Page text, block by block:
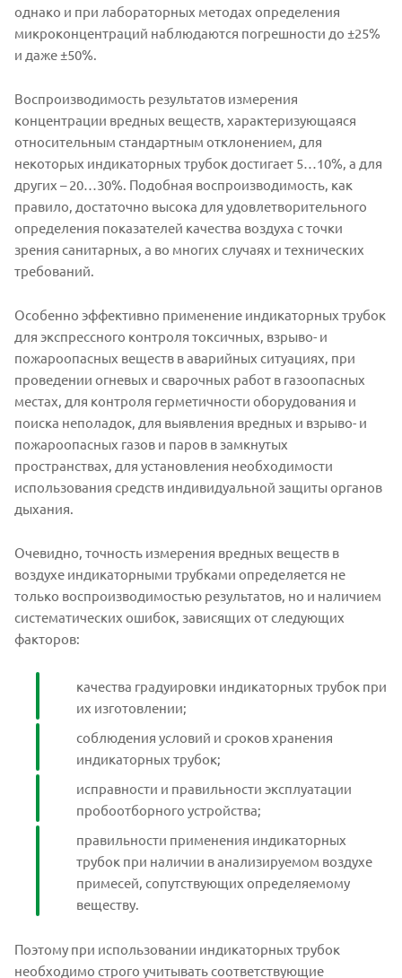
однако и при лабораторных методах определения
микроконцентраций наблюдаются погрешности до ±25%
и даже ±50%.
Воспроизводимость результатов измерения
концентрации вредных веществ, характеризующаяся
относительным стандартным отклонением, для
некоторых индикаторных трубок достигает 5…10%, а для
других – 20…30%. Подобная воспроизводимость, как
правило, достаточно высока для удовлетворительного
определения показателей качества воздуха с точки
зрения санитарных, а во многих случаях и технических
требований.
Особенно эффективно применение индикаторных трубок
для экспрессного контроля токсичных, взрыво- и
пожароопасных веществ в аварийных ситуациях, при
проведении огневых и сварочных работ в газоопасных
местах, для контроля герметичности оборудования и
поиска неполадок, для выявления вредных и взрыво- и
пожароопасных газов и паров в замкнутых
пространствах, для установления необходимости
использования средств индивидуальной защиты органов
дыхания.
Очевидно, точность измерения вредных веществ в
воздухе индикаторными трубками определяется не
только воспроизводимостью результатов, но и наличием
систематических ошибок, зависящих от следующих
факторов:
качества градуировки индикаторных трубок при
их изготовлении;
соблюдения условий и сроков хранения
индикаторных трубок;
исправности и правильности эксплуатации
пробоотборного устройства;
правильности применения индикаторных
трубок при наличии в анализируемом воздухе
примесей, сопутствующих определяемому
веществу.
Поэтому при использовании индикаторных трубок
необходимо строго учитывать соответствующие